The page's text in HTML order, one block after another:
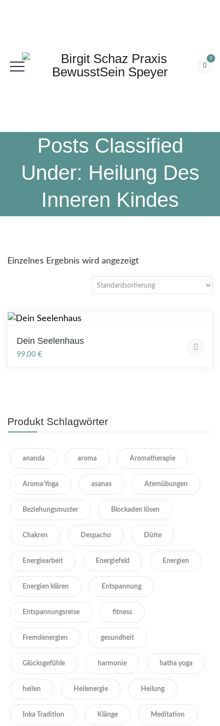
0
Posts Classified
Under: Heilung Des
Inneren Kindes
Einzelnes Ergebnis wird angezeigt
Dein Seelenhaus
99,00 €
Produkt Schlagwörter
ananda aroma Aromatherapie
Aroma Yoga asanas Atemübungen
Beziehungsmuster Blockaden lösen
Chakren Despacho Düfte
Energiearbeit Energiefeld Energien
Energien klären Entspannung
Entspannungsreise fitness
Fremdenergien gesundheit
Glücksgefühle harmonie hatha yoga
heilen Heilenergie Heilung
Inka Tradition Klänge Meditation